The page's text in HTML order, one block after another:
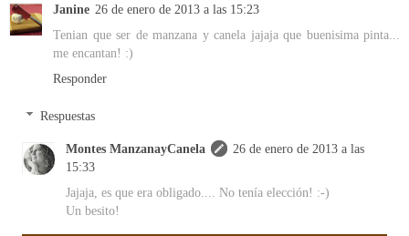
Janine 26 de enero de 2013 a las 15:23
Tenian que ser de manzana y canela jajaja que buenisima pinta...
me encantan! :)
Responder
Respuestas
Montes ManzanayCanela
26 de enero de 2013 a las
15:33
Jajaja, es que era obligado.... No tenía elección! :-)
Un besito!